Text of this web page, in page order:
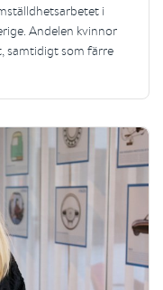
i
Andelen kvinnor
samtidigt som färre